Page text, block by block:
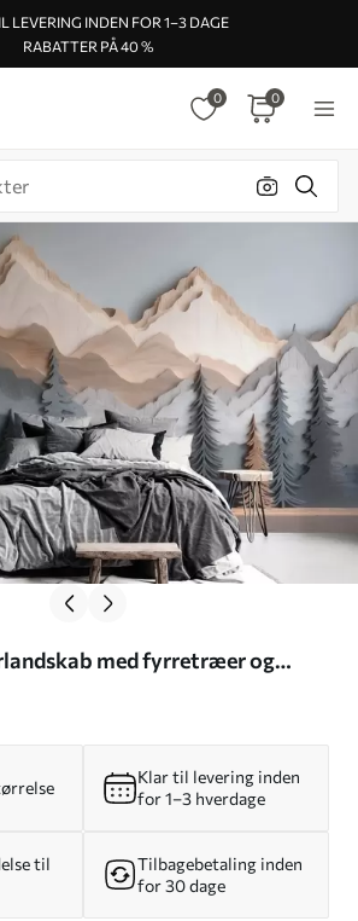
LEVERING INDEN FOR 1–3 DAGE
RABATTER PÅ 40 %
0 0
med fyrretræer og
Nr. w09793
Klar til levering inden
for 1–3 hverdage
til
Tilbagebetaling inden
for 30 dage